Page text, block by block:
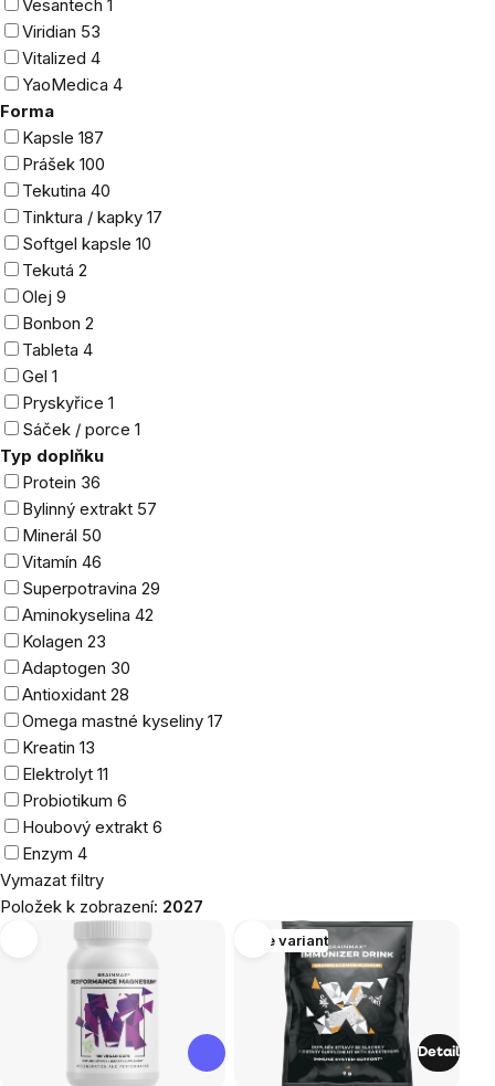
Vesantech 1
Viridian 53
Vitalized 4
YaoMedica 4
Forma
Kapsle 187
Prášek 100
Tekutina 40
Tinktura / kapky 17
Softgel kapsle 10
Tekutá 2
Olej 9
Bonbon 2
Tableta 4
Gel 1
Pryskyřice 1
Sáček / porce 1
Typ doplňku
Protein 36
Bylinný extrakt 57
Minerál 50
Vitamín 46
Superpotravina 29
Aminokyselina 42
Kolagen 23
Adaptogen 30
Antioxidant 28
Omega mastné kyseliny 17
Kreatin 13
Elektrolyt 11
Probiotikum 6
Houbový extrakt 6
Enzym 4
Vymazat filtry
Položek k zobrazení: 2027
produktů
Více variant
Detail